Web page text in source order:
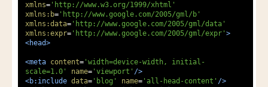
xmlns= 'http://www.w3.org/1999/xhtml'
xmlns:b= 'http://www.google.com/2005/gml/b'
xmlns:data= 'http://www.google.com/2005/gml/data'
xmlns:expr= 'http://www.google.com/2005/gml/expr' >
<head>
<meta content= 'width=device-width, initial-
scale=1.0'
name= 'viewport' />
<b:include data= 'blog' name= 'all-head-content' />